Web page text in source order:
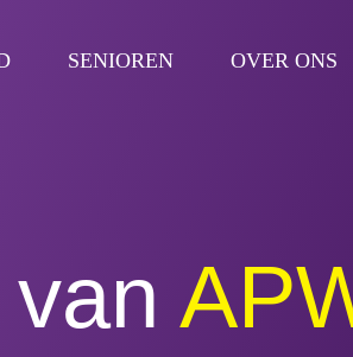
SENIOREN OVER ONS